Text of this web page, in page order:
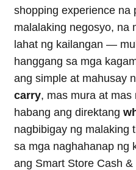
shopping experience na
malalaking negosyo, na
lahat ng kailangan —
hanggang sa mga
ang simple at mahusay
carry, mas mura at mas
habang ang direktang
nagbibigay ng malaking
sa mga naghahanap ng
ang Smart Store Cash